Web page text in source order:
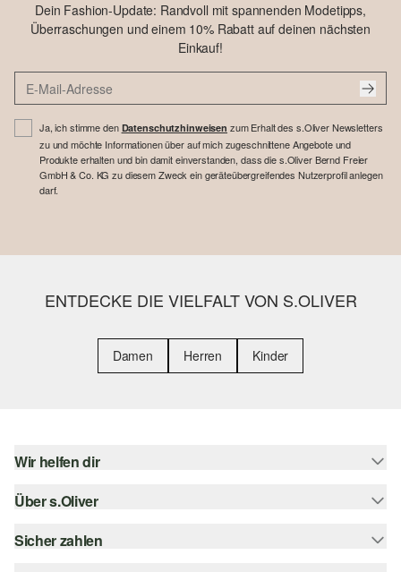
Dein Fashion-Update: Randvoll mit spannenden Modetipps,
Überraschungen und einem 10% Rabatt auf deinen nächsten
Einkauf!
Ja, ich stimme den Datenschutzhinweisen zum Erhalt des s.Oliver Newsletters
zu und möchte Informationen über auf mich zugeschnittene Angebote und
Produkte erhalten und bin damit einverstanden, dass die s.Oliver Bernd Freier
GmbH & Co. KG zu diesem Zweck ein geräteübergreifendes Nutzerprofil anlegen
darf.
ENTDECKE DIE VIELFALT VON S.OLIVER
Damen Herren Kinder
Wir helfen dir
Hilfe & FAQ
Größenberatung
Über s.Oliver
s.Oliver Magazin
Sicher zahlen